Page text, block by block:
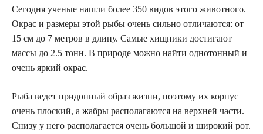
Сегодня ученые нашли более 350 видов этого животного.
Окрас и размеры этой рыбы очень сильно отличаются: от
15 см до 7 метров в длину. Самые хищники достигают
массы до 2.5 тонн. В природе можно найти однотонный и
очень яркий окрас.
Рыба ведет придонный образ жизни, поэтому их корпус
очень плоский, а жабры располагаются на верхней части.
Снизу у него располагается очень большой и широкий рот.